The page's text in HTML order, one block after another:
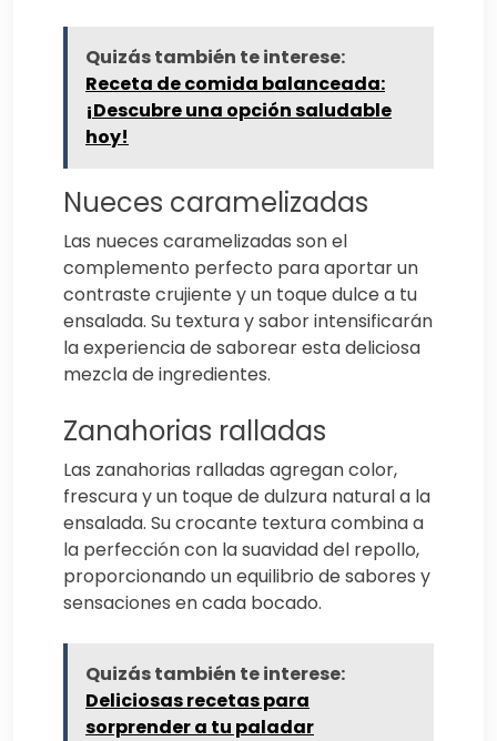
Quizás también te interese:
Receta de comida balanceada:
¡Descubre una opción saludable
hoy!
Nueces caramelizadas
Las nueces caramelizadas son el
complemento perfecto para aportar un
contraste crujiente y un toque dulce a tu
ensalada. Su textura y sabor intensificarán
la experiencia de saborear esta deliciosa
mezcla de ingredientes.
Zanahorias ralladas
Las zanahorias ralladas agregan color,
frescura y un toque de dulzura natural a la
ensalada. Su crocante textura combina a
la perfección con la suavidad del repollo,
proporcionando un equilibrio de sabores y
sensaciones en cada bocado.
Quizás también te interese:
Deliciosas recetas para
sorprender a tu paladar